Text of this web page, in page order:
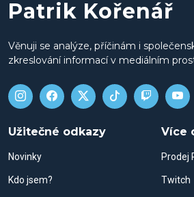
Patrik Kořenář
Věnuji se analýze, příčinám i
zkreslování informací v mediálním
Užitečné odkazy
Novinky
Kdo jsem?
Více
Prodej
Twitch